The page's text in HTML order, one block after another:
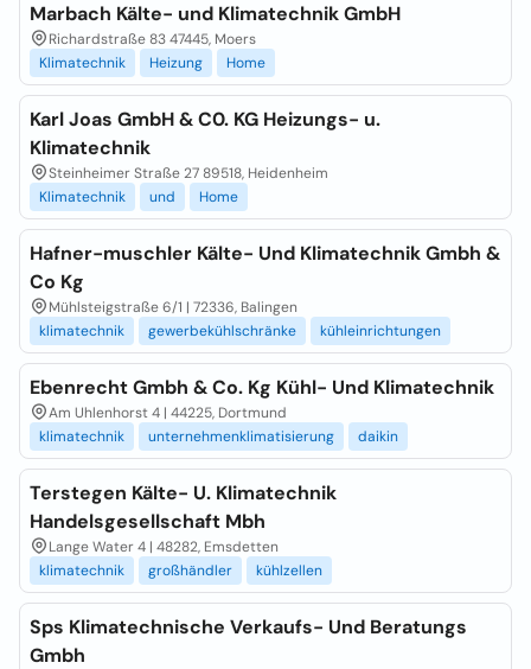
Marbach Kälte- und Klimatechnik GmbH
Richardstraße 83 47445, Moers
Klimatechnik
Heizung Home
Karl Joas GmbH & C0. KG Heizungs- u.
Klimatechnik
Steinheimer Straße 27 89518, Heidenheim
Klimatechnik
und Home
Hafner-muschler Kälte- Und Klimatechnik Gmbh &
Co Kg
Mühlsteigstraße 6/1 | 72336, Balingen
klimatechnik
gewerbekühlschränke kühleinrichtungen
Ebenrecht Gmbh & Co. Kg Kühl- Und Klimatechnik
Am Uhlenhorst 4 | 44225, Dortmund
klimatechnik
unternehmenklimatisierung daikin
Terstegen Kälte- U. Klimatechnik
Handelsgesellschaft Mbh
Lange Water 4 | 48282, Emsdetten
klimatechnik
großhändler kühlzellen
Sps Klimatechnische Verkaufs- Und Beratungs
Gmbh